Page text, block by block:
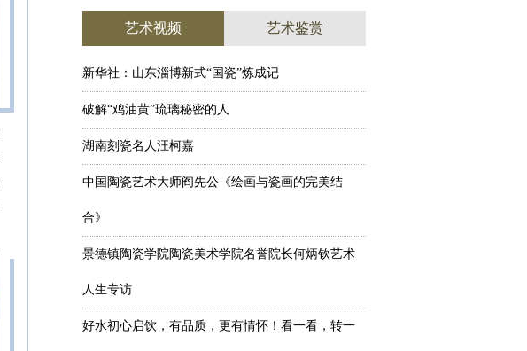
艺术视频 艺术鉴赏
新华社：山东淄博新式“国瓷”炼成记
破解“鸡油黄”琉璃秘密的人
湖南刻瓷名人汪柯嘉
中国陶瓷艺术大师阎先公《绘画与瓷画的完美结
合》
景德镇陶瓷学院陶瓷美术学院名誉院长何炳钦艺术
人生专访
好水初心启饮，有品质，更有情怀！看一看，转一